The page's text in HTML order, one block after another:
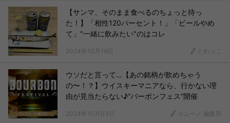
【サンマ、そのまま食べるのちょっと待っ
た！】「相性120パーセント！」「ビールやめ
て」"一緒に飲みたい"のはコレ
2024年10月19日 とわっこ
ウソだと言って…【あの銘柄が飲めちゃう
の〜！？】ウイスキーマニアなら、行かない理
由が見当たらない♪“バーボンフェス”開催
2024年10月03日 ヨムーノ 編集部